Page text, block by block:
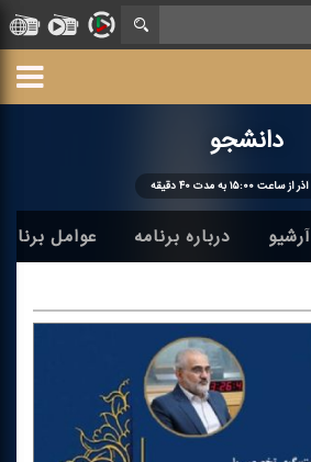
دانشجو
آرشیو درباره برنامه عوامل برنامه